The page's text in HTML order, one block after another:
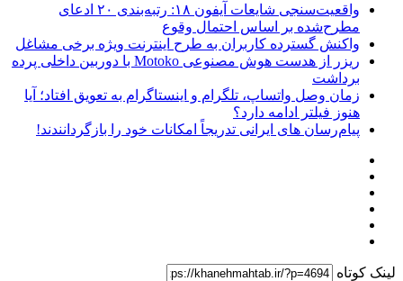
واقعیت‌سنجی شایعات آیفون ۱۸: رتبه‌بندی ۲۰ ادعای
مطرح‌شده بر اساس احتمال وقوع
واکنش گسترده کاربران به طرح اینترنت ویژه برخی مشاغل
ریزر از هدست هوش مصنوعی Motoko با دوربین داخلی پرده
برداشت
زمان وصل واتساپ، تلگرام و اینستاگرام به تعویق افتاد؛ آیا
هنوز فیلتر ادامه دارد؟
پیام‌رسان‌ های ایرانی تدریجاً امکانات خود را بازگردانندند!
لینک کوتاه